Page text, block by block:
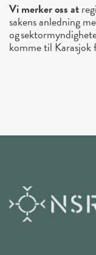
Vi merker oss at
sakens anledning
og
komme til Karasjok